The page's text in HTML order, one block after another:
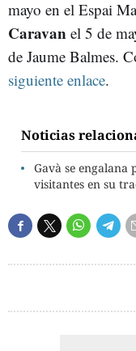
mayo en el Espai
Caravan el 5 de
de Jaume Balmes.
siguiente enlace.
Noticias
Gavà se engalana
visitantes en su